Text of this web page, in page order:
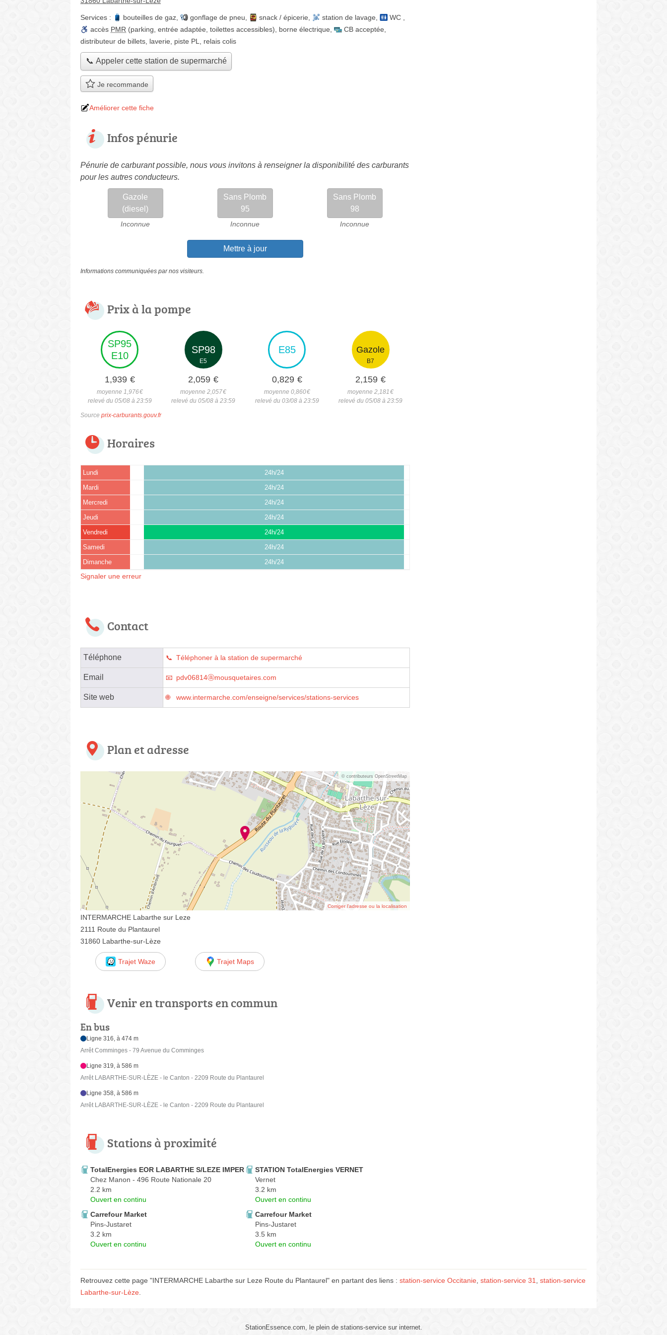
Services : bouteilles de gaz gonflage de pneu snack / épicerie station de lavage WC
accès PMR (parking, entrée adaptée, toilettes accessibles) borne électrique CB acceptée
distributeur de billets laverie piste PL relais colis
📞 Appeler cette station de supermarché
Je recommande
Améliorer cette fiche
Infos pénurie
Pénurie de carburant possible, nous vous invitons à renseigner la disponibilité des carburants
pour les autres conducteurs.
Gazole
(diesel)
Inconnue
Sans Plomb
95
Inconnue
Sans Plomb
98
Inconnue
Mettre à jour
Informations communiquées par nos visiteurs.
Prix à la pompe
SP95
E10
1,939 €
moyenne 1,976€
relevé du 05/08 à 23:59
SP98
E5
2,059 €
moyenne 2,057€
relevé du 05/08 à 23:59
E85
0,829 €
moyenne 0,860€
relevé du 03/08 à 23:59
Gazole
B7
2,159 €
moyenne 2,181€
relevé du 05/08 à 23:59
Source prix-carburants.gouv.fr
Horaires
Lundi 24h/24
Mardi 24h/24
Mercredi 24h/24
Jeudi 24h/24
Vendredi 24h/24
Samedi 24h/24
Dimanche 24h/24
Signaler une erreur
Contact
Téléphone Téléphoner à la station de supermarché
Email pdv06814ⓐmousquetaires.com
Site web www.intermarche.com/enseigne/services/stations-services
Plan et adresse
© contributeurs OpenStreetMap
Corriger l’adresse ou la localisation
INTERMARCHE Labarthe sur Leze
2111 Route du Plantaurel
31860 Labarthe-sur-Lèze
Trajet Waze Trajet Maps
Venir en transports en commun
En bus
Ligne 316, à 474 m
Arrêt Comminges - 79 Avenue du Comminges
Ligne 319, à 586 m
Arrêt LABARTHE-SUR-LÈZE - le Canton - 2209 Route du Plantaurel
Ligne 358, à 586 m
Arrêt LABARTHE-SUR-LÈZE - le Canton - 2209 Route du Plantaurel
Stations à proximité
TotalEnergies EOR LABARTHE S/LEZE IMPER
Chez Manon - 496 Route Nationale 20
2.2 km
Ouvert en continu
STATION TotalEnergies VERNET
Vernet
3.2 km
Ouvert en continu
Carrefour Market
Pins-Justaret
3.2 km
Ouvert en continu
Carrefour Market
Pins-Justaret
3.5 km
Ouvert en continu
Retrouvez cette page "INTERMARCHE Labarthe sur Leze Route du Plantaurel" en partant des liens : station-service Occitanie, station-service 31, station-service
Labarthe-sur-Lèze.
StationEssence.com, le plein de stations-service sur internet.